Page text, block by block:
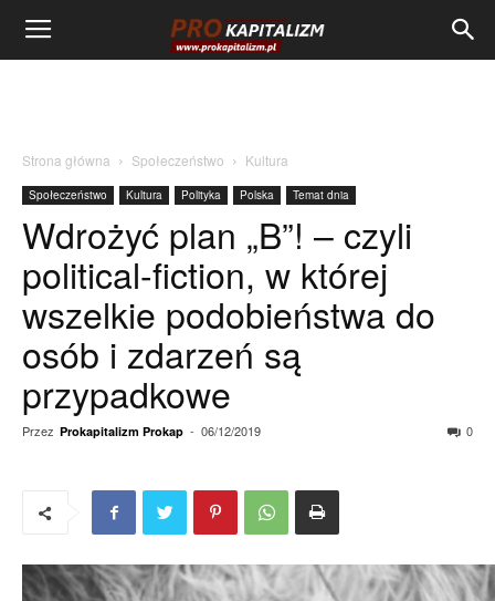
Strona główna Społeczeństwo Kultura
Społeczeństwo Kultura Polityka Polska Temat dnia
Wdrożyć plan „B”! – czyli
political-fiction, w której
wszelkie podobieństwa do
osób i zdarzeń są
przypadkowe
Przez Prokapitalizm Prokap - 06/12/2019 0